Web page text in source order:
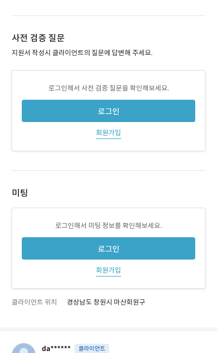
사전 검증 질문
지원서 작성시 클라이언트의 질문에 답변해 주세요.
로그인해서 사전 검증 질문을 확인해보세요.
로그인
회원가입
미팅
로그인해서 미팅 정보를 확인해보세요.
로그인
회원가입
클라이언트 위치 경상남도 창원시 마산회원구
da****** 클라이언트